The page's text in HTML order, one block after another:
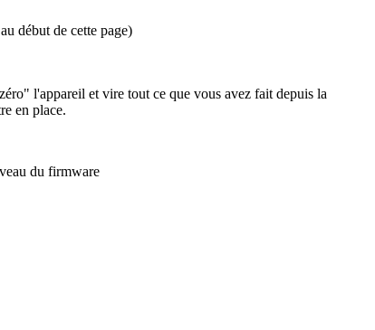
début de cette page)
l'appareil et vire tout ce que vous avez fait depuis la
en place.
du firmware